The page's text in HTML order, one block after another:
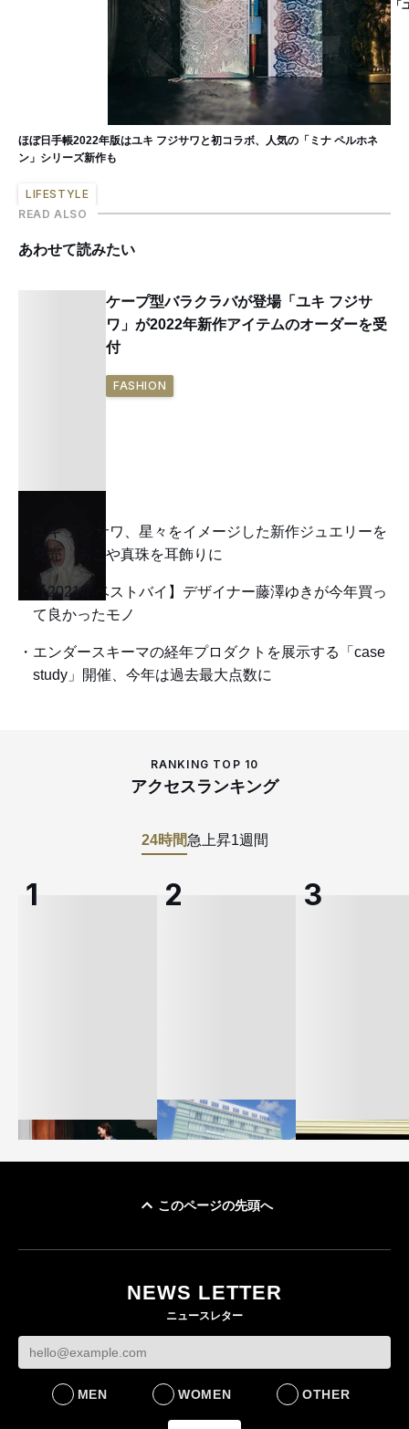
ほぼ日手帳2022年版はユキ フジサワと初コラボ、人気の「ミナ ペルホネ
ン」シリーズ新作も
LIFESTYLE
READ ALSO
あわせて読みたい
ケープ型バラクラバが登場「ユキ フジサ
ワ」が2022年新作アイテムのオーダーを受
付
FASHION
ユキ フジサワ、星々をイメージした新作ジュエリーを
発売 あこや真珠を耳飾りに
【2021年ベストバイ】デザイナー藤澤ゆきが今年買っ
て良かったモノ
エンダースキーマの経年プロダクトを展示する「case
study」開催、今年は過去最大点数に
RANKING TOP 10
アクセスランキング
24時間急上昇1週間
ケットなど7型を発売
FASHION
このページの先頭へ
NEWS LETTER
ニュースレター
MEN WOMEN OTHER